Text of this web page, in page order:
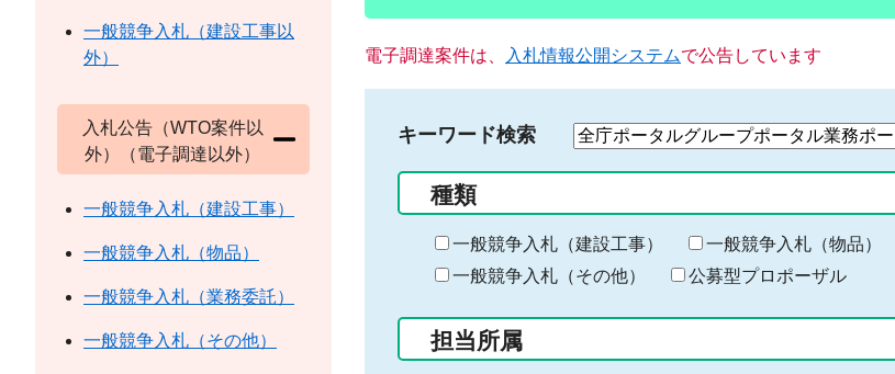
電子調達案件は、 入札情報公開システムで公告しています
キーワード検索
検
る
キ
ー
ー
種類
一般競争入札（建設工事） 一般競争入札（物品）
一般競争入札（その他）
公募型プロポーザル
担当所属
一般競争入札（建設工事以
外）
入札公告（WTO案件以
外）（電子調達以外）
一般競争入札（建設工事）
一般競争入札（物品）
一般競争入札（業務委託）
一般競争入札（その他）